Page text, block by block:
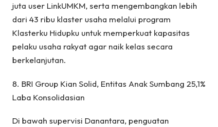
juta user LinkUMKM, serta mengembangkan lebih
dari 43 ribu klaster usaha melalui program
Klasterku Hidupku untuk memperkuat kapasitas
pelaku usaha rakyat agar naik kelas secara
berkelanjutan.
8. BRI Group Kian Solid, Entitas Anak Sumbang 25,1%
Laba Konsolidasian
Di bawah supervisi Danantara, penguatan